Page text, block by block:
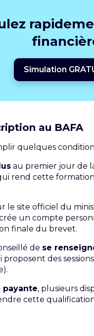
Simulation
au BAFA
quelques
au premier jour de
rend cette
le site officiel du
un compte
finale du brevet.
de se
proposent des
, plusieurs
cette